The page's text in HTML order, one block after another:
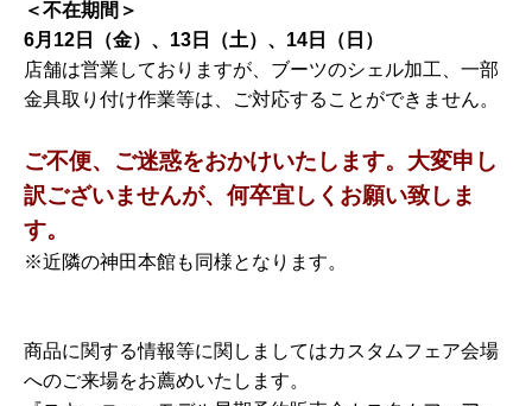
＜不在期間＞
6月12日（金）、13日（土）、14日（日）
店舗は営業しておりますが、ブーツのシェル加工、一部
金具取り付け作業等は、ご対応することができません。
ご不便、ご迷惑をおかけいたします。大変申し
訳ございませんが、何卒宜しくお願い致しま
す。
※近隣の神田本館も同様となります。
商品に関する情報等に関しましてはカスタムフェア会場
へのご来場をお薦めいたします。